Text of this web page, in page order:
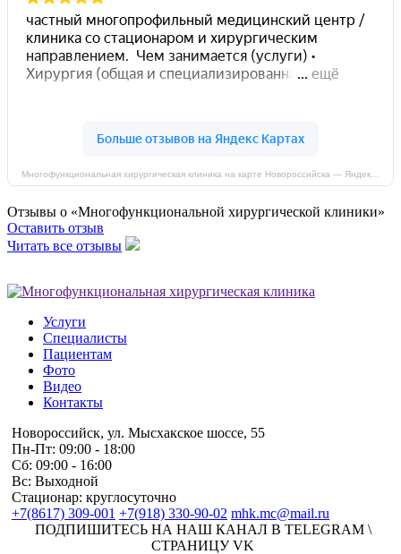
Отзывы о «Многофункциональной хирургической клиники»
Оставить отзыв
Читать все отзывы
Услуги
Специалисты
Пациентам
Фото
Видео
Контакты
Новороссийск, ул. Мысхакское шоссе, 55
Пн-Пт: 09:00 - 18:00
Сб: 09:00 - 16:00
Вс: Выходной
Стационар: круглосуточно
+7(8617) 309-001 +7(918) 330-90-02 mhk.mc@mail.ru
ПОДПИШИТЕСЬ НА НАШ КАНАЛ В TELEGRAM \
СТРАНИЦУ VK